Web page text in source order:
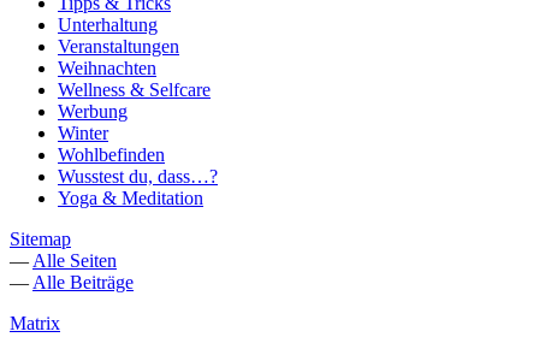
Unterhaltung
Veranstaltungen
Weihnachten
Wellness & Selfcare
Werbung
Winter
Wohlbefinden
Wusstest du, dass…?
Yoga & Meditation
Sitemap
— Alle Seiten
— Alle Beiträge
Matrix